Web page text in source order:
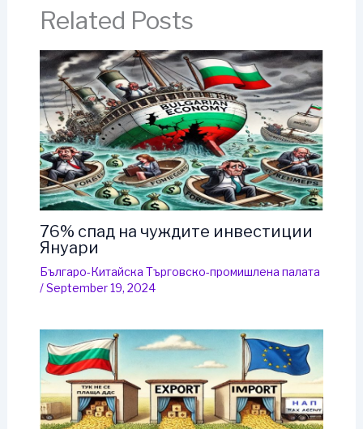
Related Posts
76% спад на чуждите инвестиции
Януари
Българо-Китайска Търговско-промишлена палaта
/September 19, 2024